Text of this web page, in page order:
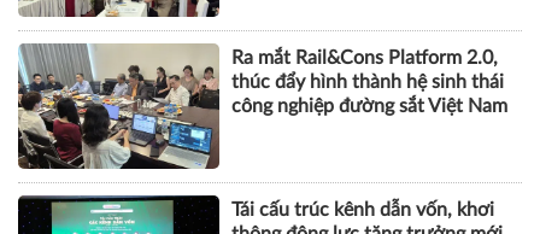
ESG, số hóa và năng lực chống
chịu tạo động lực mới cho doanh
nghiệp Việt
Ra mắt Rail&Cons Platform 2.0,